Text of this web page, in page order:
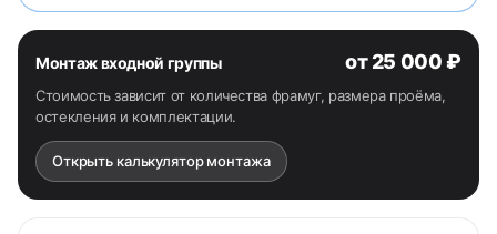
Монтаж входной группы от 25 000 ₽
Стоимость зависит от количества фрамуг, размера проёма,
остекления и комплектации.
Открыть калькулятор монтажа